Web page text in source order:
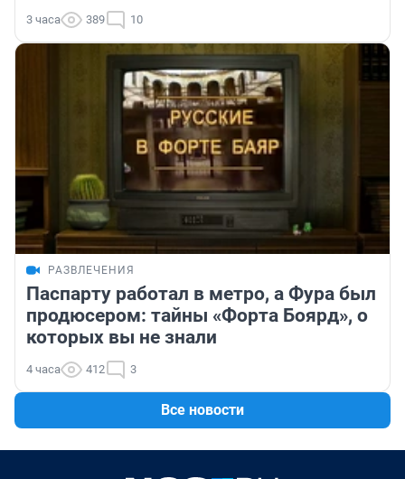
3 часа 389 10
РАЗВЛЕЧЕНИЯ
Паспарту работал в метро, а Фура был
продюсером: тайны «Форта Боярд», о
которых вы не знали
4 часа 412 3
Все новости